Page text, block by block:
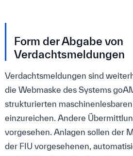
Form der Abgabe von
Verdachtsmeldungen
Verdachtsmeldungen sind
die Webmaske des Systems
strukturierten
einzureichen. Andere
vorgesehen. Anlagen sollen der
der FIU vorgesehenen,